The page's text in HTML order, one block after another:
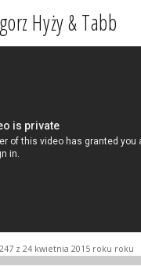
Hyży & Tabb
z 24 kwietnia 2015 roku roku